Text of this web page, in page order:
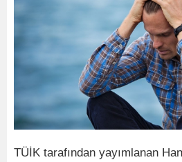
TÜİK tarafından yayımlanan